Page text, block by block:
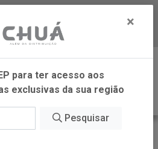
Baixe já nosso APP
0
×
para ter acesso aos
exclusivas da sua região
Pesquisar